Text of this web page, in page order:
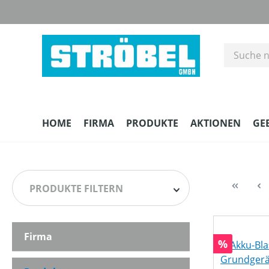
HOME FIRMA PRODUKTE AKTIONEN
PRODUKTE FILTERN
HERSTELLER
Firma Rabatt
%